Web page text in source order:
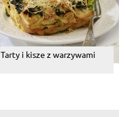
Tarty i kisze z warzywami